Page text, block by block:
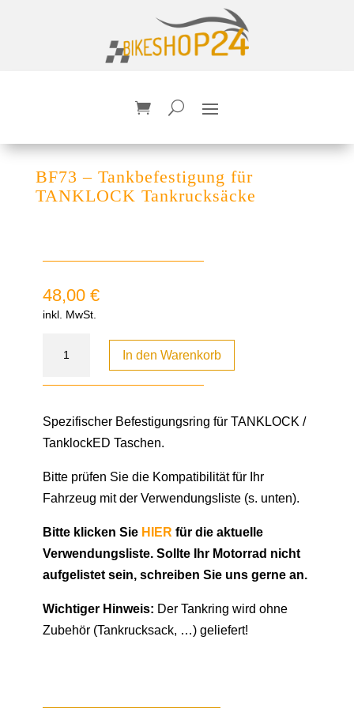
BF73 – Tankbefestigung für
TANKLOCK Tankrucksäcke
48,00 €
inkl. MwSt.
In den Warenkorb
Spezifischer Befestigungsring für TANKLOCK /
TanklockED Taschen.
Bitte prüfen Sie die Kompatibilität für Ihr
Fahrzeug mit der Verwendungsliste (s. unten).
Bitte klicken Sie HIER für die aktuelle
Verwendungsliste. Sollte Ihr Motorrad nicht
aufgelistet sein, schreiben Sie uns gerne an.
Wichtiger Hinweis: Der Tankring wird ohne
Zubehör (Tankrucksack, …) geliefert!